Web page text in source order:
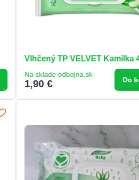
Vlhčený TP VELVET Kamilka
Na sklade odbojna.sk
1,90 € Do